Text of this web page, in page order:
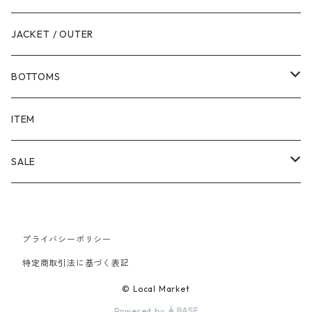
JACKET / OUTER
BOTTOMS
SHORTS
PANTS
ITEM
SALE
PANTS
プライバシーポリシー
特定商取引法に基づく表記
© Local Market